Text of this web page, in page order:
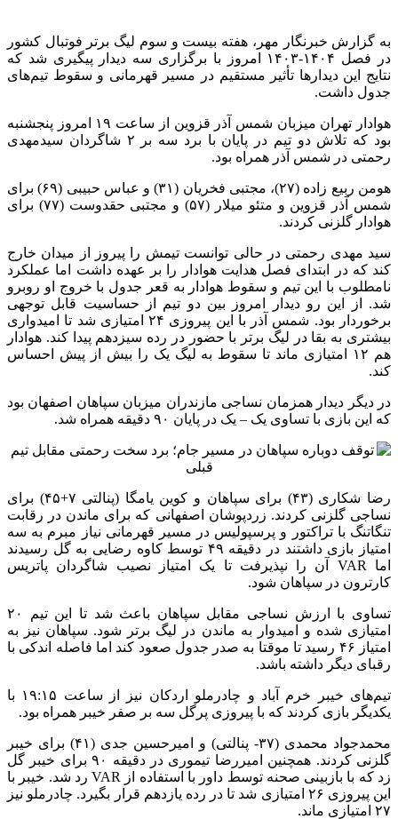
به گزارش خبرنگار مهر، هفته بیست و سوم لیگ برتر فوتبال کشور
در فصل ۱۴۰۴-۱۴۰۳ امروز با برگزاری سه دیدار پیگیری شد که
نتایج این دیدارها تأثیر مستقیم در مسیر قهرمانی و سقوط تیم‌های
جدول داشت.
هوادار تهران میزبان شمس آذر قزوین از ساعت ۱۹ امروز پنجشنبه
بود که تلاش دو تیم در پایان با برد سه بر ۲ شاگردان سیدمهدی
رحمتی در شمس آذر همراه بود.
هومن ربیع زاده (۲۷)، مجتبی فخریان (۳۱) و عباس حبیبی (۶۹) برای
شمس آذر قزوین و متئو میلار (۵۷) و مجتبی حقدوست (۷۷) برای
هوادار گلزنی کردند.
سید مهدی رحمتی در حالی توانست تیمش را پیروز از میدان خارج
کند که در ابتدای فصل هدایت هوادار را بر عهده داشت اما عملکرد
نامطلوب با این تیم و سقوط هوادار به قعر جدول با خروج او روبرو
شد. از این رو دیدار امروز بین دو تیم از حساسیت قابل توجهی
برخوردار بود. شمس آذر با این پیروزی ۲۴ امتیازی شد تا امیدواری
بیشتری به بقا در لیگ برتر با حضور در رده سیزدهم پیدا کند. هوادار
هم ۱۲ امتیازی ماند تا سقوط به لیگ یک را بیش از پیش احساس
کند.
در دیگر دیدار همزمان نساجی مازندران میزبان سپاهان اصفهان بود
که این بازی با تساوی یک – یک در پایان ۹۰ دقیقه همراه شد.
رضا شکاری (۴۳) برای سپاهان و کوین یامگا (پنالتی ۷+۴۵) برای
نساجی گلزنی کردند. زردپوشان اصفهانی که برای ماندن در رقابت
تنگاتنگ با تراکتور و پرسپولیس در مسیر قهرمانی نیاز مبرم به سه
امتیاز بازی داشتند در دقیقه ۴۹ توسط کاوه رضایی به گل رسیدند
اما VAR آن را نپذیرفت تا یک امتیاز نصیب شاگردان پاتریس
کارترون در سپاهان شود.
تساوی با ارزش نساجی مقابل سپاهان باعث شد تا این تیم ۲۰
امتیازی شده و امیدوار به ماندن در لیگ برتر شود. سپاهان نیز به
امتیاز ۴۶ رسید تا موقتا به صدر جدول صعود کند اما فاصله اندکی با
رقبای دیگر داشته باشد.
تیم‌های خیبر خرم آباد و چادرملو اردکان نیز از ساعت ۱۹:۱۵ با
یکدیگر بازی کردند که با پیروزی پرگل سه بر صفر خیبر همراه بود.
محمدجواد محمدی (۳۷- پنالتی) و امیرحسین جدی (۴۱) برای خیبر
گلزنی کردند. همچنین امیررضا تیموری در دقیقه ۹۰ برای خیبر گل
زد که با بازبینی صحنه توسط داور با استفاده از VAR رد شد. خیبر با
این پیروزی ۲۶ امتیازی شد تا در رده یازدهم قرار بگیرد. چادرملو نیز
۲۷ امتیازی ماند.